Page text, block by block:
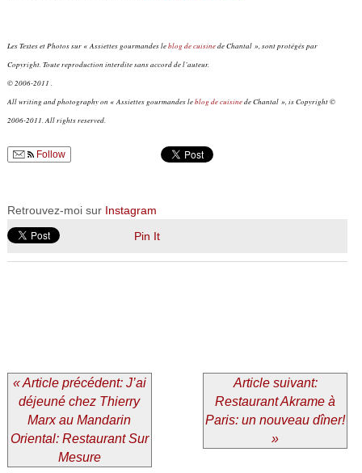
Les Textes et Photos sur « Assiettes gourmandes leblog de cuisinede Chantal », sont protégés par
Copyright. Toute reproduction interdite sans accord de l’auteur.
© 2006-2011 .
All writing and photography on « Assiettes gourmandes leblog de cuisinede Chantal », is Copyright ©
2006-2011. All rights reserved.
Follow
Retrouvez-moi sur Instagram
Pin It
« Article précédent: J’ai
déjeuné chez Thierry
Marx au Mandarin
Oriental: Restaurant Sur
Mesure
Article suivant:
Restaurant Akrame à
Paris: un nouveau dîner!
»